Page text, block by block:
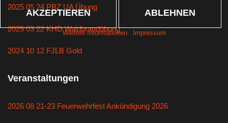
2025 05 24 PBZ UA Übung
2025 03 22 KHD Waldbrandübung
2024 10 12 FJLB Gold
Veranstaltungen
2026 08 21-23 Feuerwehrfest Ankündigung 2026
AKZEPTIEREN ABLEHNEN
Weitere Informationen| Impressum